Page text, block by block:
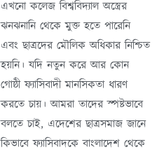
এখনো কলেজ বিশ্ববিদ্যাল অস্ত্রের
ঝনঝনানি থেকে মুক্ত হতে পারেনি
এবং ছাত্রদের মৌলিক অধিকার নিশ্চিত
হয়নি। যদি নতুন করে আর কোন
গোষ্ঠী ফ্যাসিবাদী মানসিকতা ধারণ
করতে চায়। আমরা তাদের স্পষ্টভাবে
বলতে চাই, এদেশের ছাত্রসমাজ জানে
কিভাবে ফ্যাসিবাদকে বাংলাদেশ থেকে